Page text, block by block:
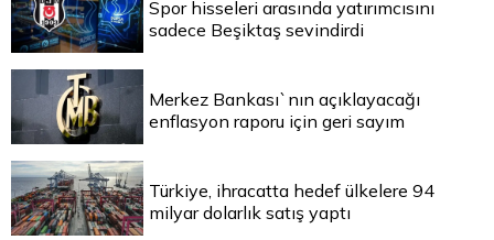
Spor hisseleri arasında yatırımcısını
sadece Beşiktaş sevindirdi
Merkez Bankası`nın açıklayacağı
enflasyon raporu için geri sayım
Türkiye, ihracatta hedef ülkelere 94
milyar dolarlık satış yaptı